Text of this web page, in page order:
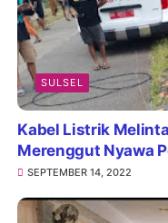
SULSEL
Kabel Listrik
Merenggut Nyawa
SEPTEMBER 14, 2022